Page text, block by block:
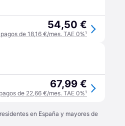
54,50 €
de 18,16 €/mes. TAE 0%¹
67,99 €
de 22,66 €/mes. TAE 0%¹
en España y mayores de